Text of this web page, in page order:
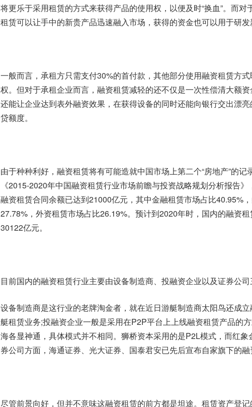
将更乐于采用租赁的方式来获得产品的使用权，以便及时“换血”。而对
租赁可以让手中的新贵产品迅速融入市场，获得的资金也可以用于研发
一般而言，承租方只需支付30%的首付款，其他部分使用融资租赁方
权。但对于承租企业而言，融资租赁减轻的还不仅是一次性偿清大额
还能让企业达到表外融资效果，在获得设备的同时还能向银行交出漂
贷额度。
由于种种利好，融资租赁将有可能造就中国市场上第二个“房地产”的记
《2015-2020年中国融资租赁行业市场前瞻与投资战略规划分析报告
融资租赁合同余额已达到21000亿元，其中金融租赁市场占比40.95%
27.78%，外资租赁市场占比26.19%。预计到2020年时，国内的融资
30122亿元。
目前国内的融资租赁行业主要由设备制造商、投融资企业以及证券公司
设备制造商是这行业的老牌淘金者，就在近日游艇制造商太阳鸟还成
艇租赁业务;投融资企业一般是采用在P2P平台上上线融资租赁产品的
海各显神通，具体模式并不相同。狮桥资本采用的是P2L模式，而红
券公司方面，海通证券、光大证券、国泰君安已先后宣布自家旗下的融
尽管前景向好，但并不意味这融资租赁的前方都是坦途。租赁资产登